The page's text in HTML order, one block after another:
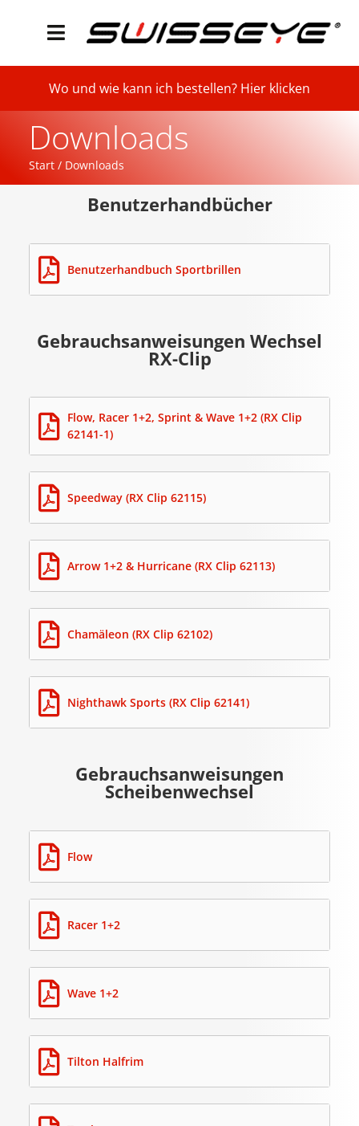
Wo und wie kann ich bestellen? Hier klicken
Downloads
Start/ Downloads
Benutzerhandbücher
Benutzerhandbuch Sportbrillen
Gebrauchsanweisungen Wechsel
RX-Clip
Flow, Racer 1+2, Sprint & Wave 1+2 (RX Clip
62141-1)
Speedway (RX Clip 62115)
Arrow 1+2 & Hurricane (RX Clip 62113)
Chamäleon (RX Clip 62102)
Nighthawk Sports (RX Clip 62141)
Gebrauchsanweisungen
Scheibenwechsel
Flow
Racer 1+2
Wave 1+2
Tilton Halfrim